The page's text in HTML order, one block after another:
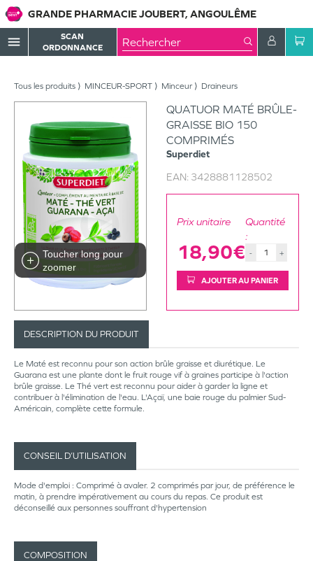
GRANDE PHARMACIE JOUBERT, ANGOULÊME
menu
SCAN
ORDONNANCE
Tous les produits MINCEUR-SPORT Minceur Draineurs
Toucher long pour
zoomer
QUATUOR MATÉ BRÛLE-
GRAISSE BIO 150
COMPRIMÉS
Superdiet
EAN: 3428881128502
Prix unitaire
18,90€
Quantité
:
- +
AJOUTER AU PANIER
DESCRIPTION DU PRODUIT
Le Maté est reconnu pour son action brûle graisse et diurétique. Le
Guarana est une plante dont le fruit rouge vif à graines participe à l'action
brûle graisse. Le Thé vert est reconnu pour aider à garder la ligne et
contribuer à l'élimination de l'eau. L'Açaï, une baie rouge du palmier Sud-
Américain, complète cette formule.
CONSEIL D’UTILISATION
Mode d'emploi : Comprimé à avaler. 2 comprimés par jour, de préférence le
matin, à prendre impérativement au cours du repas. Ce produit est
déconseillé aux personnes souffrant d'hypertension
COMPOSITION